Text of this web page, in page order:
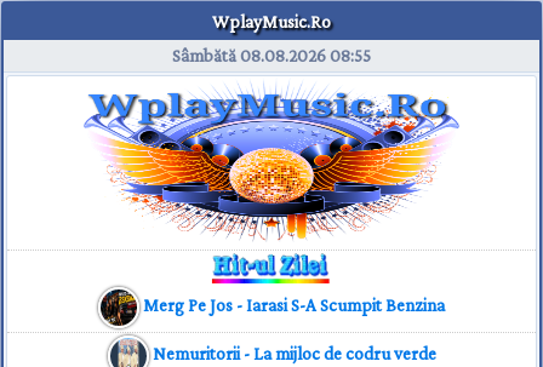
WplayMusic.Ro
Sâmbătă 08.08.202608:55
Merg Pe Jos - Iarasi S-A Scumpit Benzina
Nemuritorii - La mijloc de codru verde